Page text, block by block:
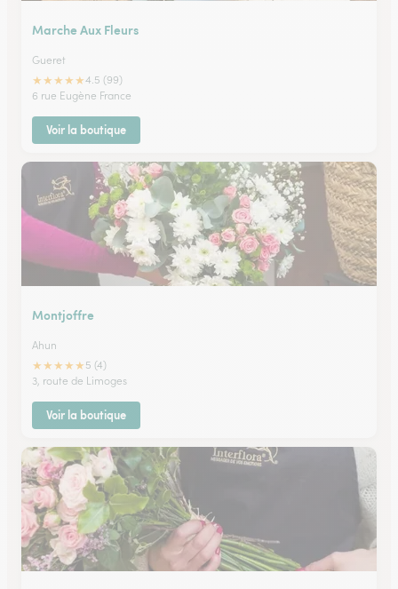
Marche Aux Fleurs
Gueret
★★★★★4.5 (99)
6 rue Eugène France
Voir la boutique
Montjoffre
Ahun
★★★★★ 5 (4)
3, route de Limoges
Voir la boutique